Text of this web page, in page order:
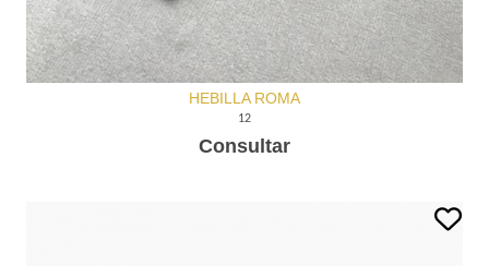
HEBILLA ROMA
12
Consultar